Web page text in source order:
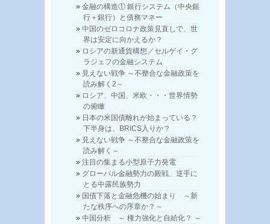
金融の構造① 銀行システム（中央銀
行＋銀行）と債務マネー
中国のゼロコロナ政策見直しで、世
界は安定に向かえるか？
ロシアの新通貨構想／セルゲイ・グ
ラジェフの金融システム
見えない戦争 ～不整合な金融政策を
読み解く2～
ロシア、中国、米欧・・・世界情勢
の俯瞰
日本の米国債離れが始まっている？
下半身は、BRICS入りか？
見えない戦争 ～不整合な金融政策を
読み解く～
注目の集まる小型原子力発電
グローバル金融勢力の殿戦、逆手に
とる中露民族勢力
国債下落と金融危機の始まり ～新
たな秩序への序章か？～
中国分析 ～ 権力強化と自給化？ ～